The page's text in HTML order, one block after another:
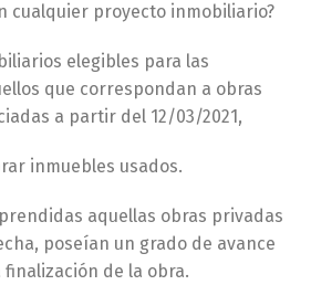
cualquier proyecto inmobiliario?
elegibles para las
que correspondan a obras
a partir del 12/03/2021,
inmuebles usados.
aquellas obras privadas
poseían un grado de avance
de la obra.